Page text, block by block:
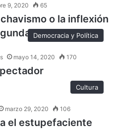
9, 2020 65
o la inflexión
Democracia y Política
mayo 14, 2020 170
Cultura
marzo 29, 2020 106
el estupefaciente